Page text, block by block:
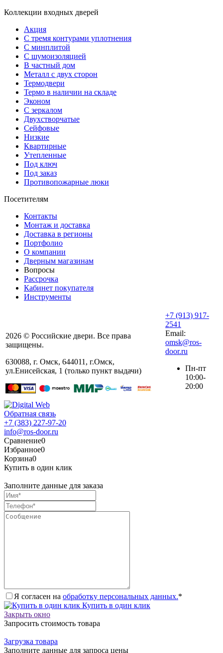
Коллекции входных дверей
Акция
С тремя контурами уплотнения
С минплитой
С шумоизоляцией
В частный дом
Металл с двух сторон
Термодвери
Термо в наличии на складе
Эконом
С зеркалом
Двухстворчатые
Сейфовые
Низкие
Квартирные
Утепленные
Под ключ
Под заказ
Противопожарные люки
Посетителям
Контакты
Монтаж и доставка
Доставка в регионы
Портфолио
О компании
Дверным магазинам
Вопросы
Рассрочка
Кабинет покупателя
Инструменты
2026 © Российские двери. Все права
защищены.
630088, г. Омск, 644011, г.Омск,
ул.Енисейская, 1 (только пункт выдачи)
+7 (913) 917-
2541
Email:
omsk@ros-
door.ru
Пн-пт
10:00-
20:00
Обратная связь
+7 (383) 227-97-20
info@ros-door.ru
Сравнение0
Избранное0
Корзина0
Купить в один клик
Заполните данные для заказа
Я согласен на обработку персональных данных.*
Купить в один клик
Закрыть окно
Запросить стоимость товара
Загрузка товара
Заполните данные для запроса цены